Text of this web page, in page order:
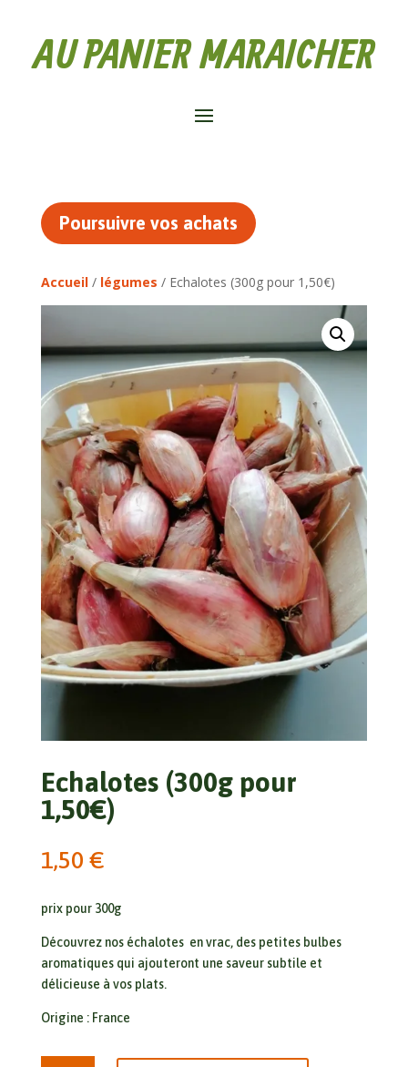
AU PANIER MARAICHER
Poursuivre vos achats
Accueil/ légumes / Echalotes (300g pour 1,50€)
Echalotes (300g pour
1,50€)
1,50 €
prix pour 300g
Découvrez nos échalotes en vrac, des petites bulbes
aromatiques qui ajouteront une saveur subtile et
délicieuse à vos plats.
Origine : France